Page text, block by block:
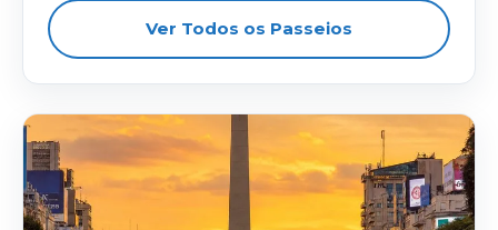
Ver Todos os Passeios